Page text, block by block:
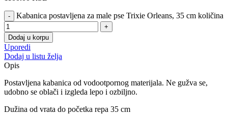
Kabanica postavljena za male pse Trixie Orleans, 35 cm količina
Dodaj u korpu
Uporedi
Dodaj u listu želja
Opis
Postavljena kabanica od vodootpornog materijala. Ne gužva se,
udobno se oblači i izgleda lepo i ozbiljno.
Dužina od vrata do početka repa 35 cm